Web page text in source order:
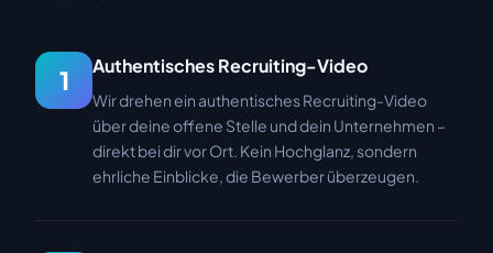
1 Authentisches Recruiting-Video
Wir drehen ein authentisches Recruiting-Video
über deine offene Stelle und dein Unternehmen –
direkt bei dir vor Ort. Kein Hochglanz, sondern
ehrliche Einblicke, die Bewerber überzeugen.